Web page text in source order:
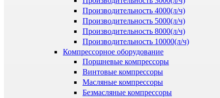
Производительность 4000(л/ч)
Производительность 5000(л/ч)
Производительность 8000(л/ч)
Производительность 10000(л/ч)
Компрессорное оборудование
Поршневые компрессоры
Винтовые компрессоры
Масляные компрессоры
Безмасляные компрессоры